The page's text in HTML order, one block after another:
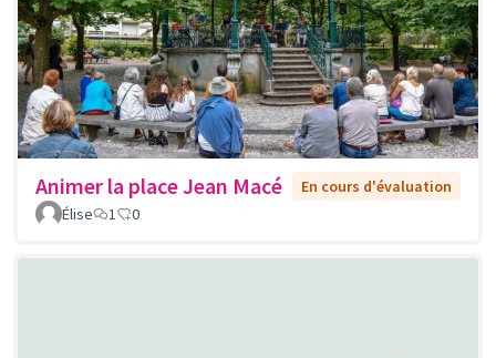
Animer la place Jean Macé
En cours d'évaluation
Élise
1 0